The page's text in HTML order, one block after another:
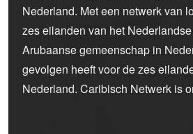
Nederland. Met een netwerk van
zes eilanden van het
Arubaanse gemeenschap in
gevolgen heeft voor de zes
Nederland. Caribisch Netwerk is